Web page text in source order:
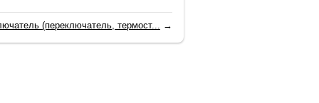
(переключатель, термост... →